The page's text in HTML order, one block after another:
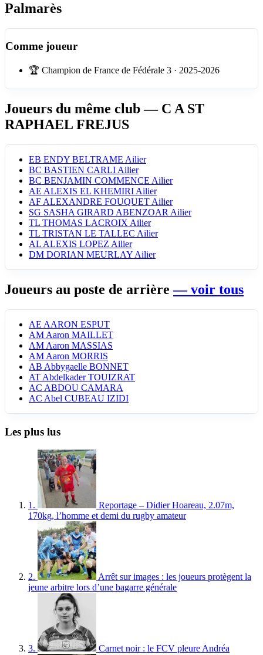
Palmarès
Comme joueur
🏆 Champion de France de Fédérale 3 · 2025-2026
Joueurs du même club— C A ST
RAPHAEL FREJUS
EB ENDY BELTRAME Ailier
BC BASTIEN CARLI Ailier
BC BENJAMIN COMMENCE Ailier
AE ALEXIS EL KHEMIRI Ailier
AF ALEXANDRE FOUQUET Ailier
SG SASHA GIRARD ABENZOAR Ailier
TL THOMAS LACROIX Ailier
TL TRISTAN LE TALLEC Ailier
AL ALEXIS LOPEZ Ailier
DM DORIAN MEURLAY Ailier
Joueurs au poste de arrière— voir tous
AE AARON ESPUT
AM Aaron MAILLET
AM Aaron MASSIAS
AM Aaron MORRIS
AB Abbygaelle BONNET
AT Abdelkader TOUIZRAT
AC ABDOU CAMARA
AC Abel CUBEAU IZIDI
Les plus lus
1.
Reportage – Didier Hoareau, 2.07m,
170kg, l’homme et demi du rugby amateur
2.
Arrêt sur images : les joueurs protègent la
jeune arbitre lors d’une bagarre générale
3. Carnet noir : le FCV pleure Andréa